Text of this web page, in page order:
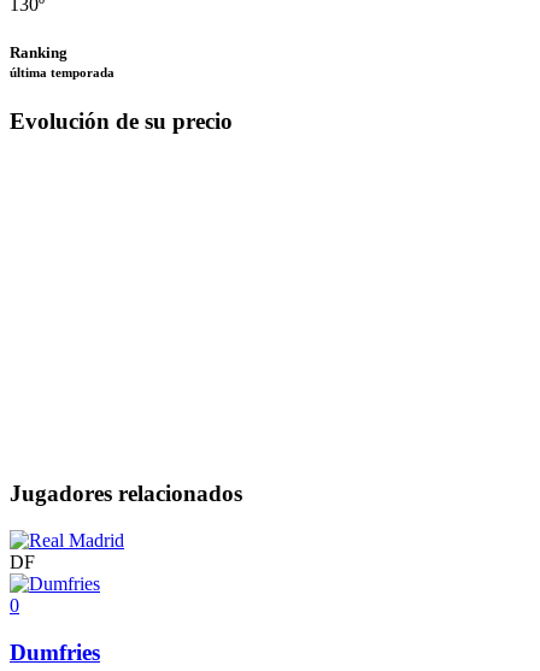
130º
Ranking
última temporada
Evolución de su precio
Jugadores relacionados
DF
0
Dumfries